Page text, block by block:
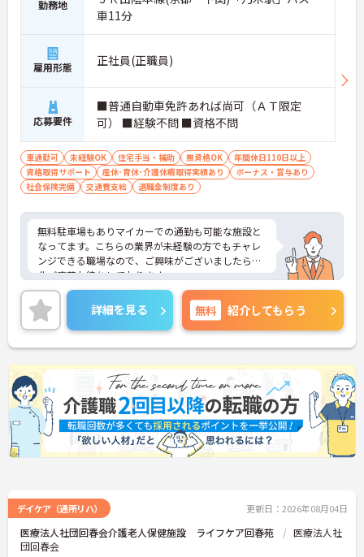
勤務地
車11分
雇用形態 正社員(正職員)
応募要件
■普通自動車免許あれば尚可（ＡＴ限定
可） ■経験不問 ■資格不問
車通勤可 未経験OK 住宅手当・補助 無資格OK
年間休日110日以上
資格取得サポート
産休･育休･介護休暇取得実績あり
ボーナス・賞与あり
社会保険完備
交通費支給 退職金制度あり
無料駐車場もありマイカーでの通勤も可能な施設と
なってます。こちらの業界が未経験の方でもチャレ
ンジできる職場なので、ご興味がございましたら是
非ご応募お待ちしております。
詳細を見る 無料 紹介してもらう
デイケア（通所リハ） 更新日：2026年08月04日
医療法人社団回春会介護老人保健施設 ライフケア回春苑
医療法人社
団回春会